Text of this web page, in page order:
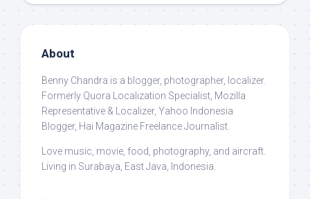
About
Benny Chandra is a blogger, photographer, localizer.
Formerly Quora Localization Specialist, Mozilla
Representative & Localizer, Yahoo Indonesia
Blogger, Hai Magazine Freelance Journalist.
Love music, movie, food, photography, and aircraft.
Living in Surabaya, East Java, Indonesia.